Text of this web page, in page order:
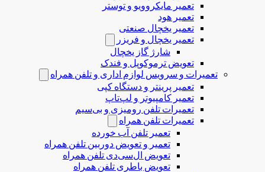
تعمیر مایکروویو و توستر
تعمیر هود
تعمیر یخچال صنعتی
تعمیر یخچال و فریزر
شارژ گاز یخچال
تعویض ترموکوپل و فندک
تعمیرات و سرویس لوازم اداری و تلفن همراه
تعمیر پرینتر و دستگاه کپی
تعمیر کامپیوتر و لپ‌تاپ
تعمیرات تلفن رومیزی و بی‌سیم
تعمیرات تلفن همراه
تعمیر تلفن آب خورده
تعمیر و تعویض دوربین تلفن همراه
تعویض ال‌سی‌دی تلفن همراه
تعویض باطری تلفن همراه